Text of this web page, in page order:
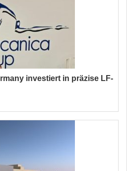
investiert in präzise LF-